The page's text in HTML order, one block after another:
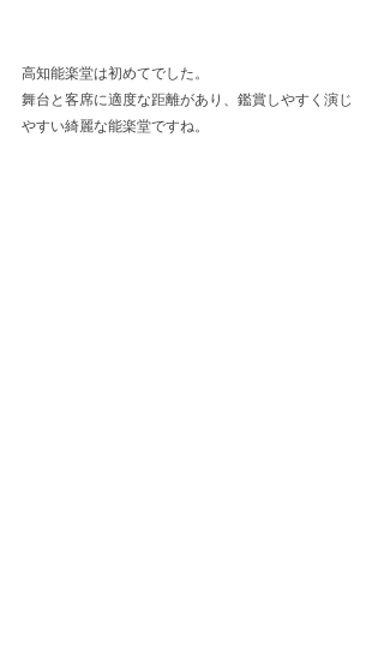
高知能楽堂は初めてでした。
舞台と客席に適度な距離があり、鑑賞しやすく演じ
やすい綺麗な能楽堂ですね。